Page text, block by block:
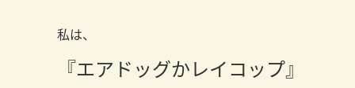
私は、
『エアドッグかレイコップ』